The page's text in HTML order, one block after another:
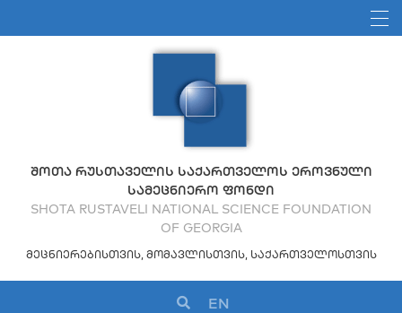
ᲨᲝᲗᲐ ᲠᲣᲡᲗᲐᲕᲔᲚᲘᲡ ᲡᲐᲥᲐᲠᲗᲕᲔᲚᲝᲡ ᲔᲠᲝᲕᲜᲣᲚᲘ
ᲡᲐᲛᲔᲪᲜᲘᲔᲠᲝ ᲤᲝᲜᲓᲘ
SHOTA RUSTAVELI NATIONAL SCIENCE FOUNDATION
OF GEORGIA
ᲛᲔᲪᲜᲘᲔᲠᲔᲑᲘᲡᲗᲕᲘᲡ, ᲛᲝᲛᲐᲕᲚᲘᲡᲗᲕᲘᲡ, ᲡᲐᲥᲐᲠᲗᲕᲔᲚᲝᲡᲗᲕᲘᲡ
EN